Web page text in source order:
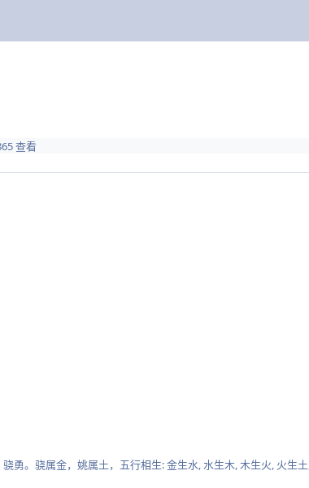
查看
。骁属金，姚属土，五行相生: 金生水, 水生木, 木生火, 火生